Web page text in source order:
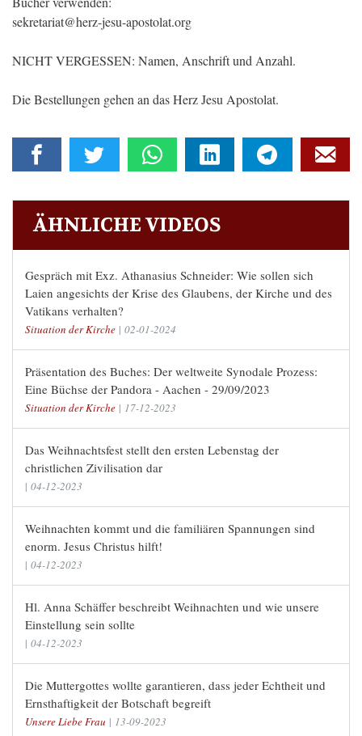
sekretariat@herz-jesu-apostolat.org
NICHT VERGESSEN: Namen, Anschrift und Anzahl.
Die Bestellungen gehen an das Herz Jesu Apostolat.
ÄHNLICHE VIDEOS
Gespräch mit Exz. Athanasius Schneider: Wie sollen sich
Laien angesichts der Krise des Glaubens, der Kirche und des
Vatikans verhalten?
Situation der Kirche | 02-01-2024
Präsentation des Buches: Der weltweite Synodale Prozess:
Eine Büchse der Pandora - Aachen - 29/09/2023
Situation der Kirche | 17-12-2023
Das Weihnachtsfest stellt den ersten Lebenstag der
christlichen Zivilisation dar
| 04-12-2023
Weihnachten kommt und die familiären Spannungen sind
enorm. Jesus Christus hilft!
| 04-12-2023
Hl. Anna Schäffer beschreibt Weihnachten und wie unsere
Einstellung sein sollte
| 04-12-2023
Die Muttergottes wollte garantieren, dass jeder Echtheit und
Ernsthaftigkeit der Botschaft begreift
Unsere Liebe Frau | 13-09-2023